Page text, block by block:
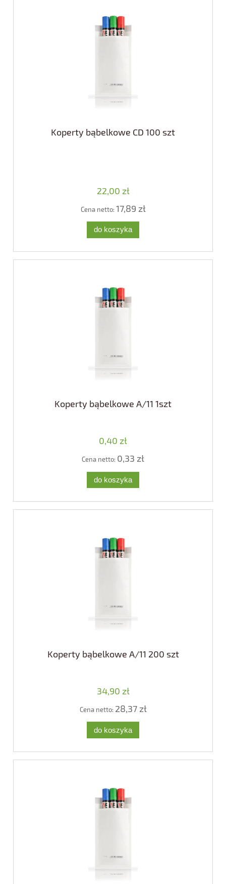
Koperty bąbelkowe CD 100 szt
22,00 zł
Cena netto: 17,89 zł
do koszyka
Koperty bąbelkowe A/11 1szt
0,40 zł
Cena netto: 0,33 zł
do koszyka
Koperty bąbelkowe A/11 200 szt
34,90 zł
Cena netto: 28,37 zł
do koszyka